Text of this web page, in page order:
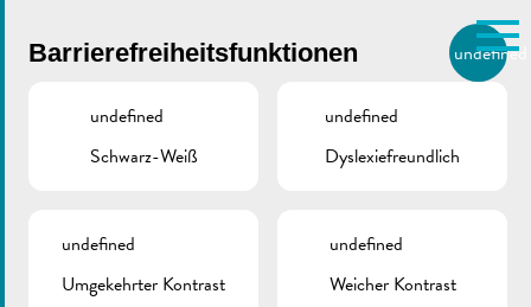
Utilisez la recherche pour
Comme par exemple des contacts, des
Barrierefreiheitsfunktionen undefined
undefined
Schwarz-Weiß
undefined
Dyslexiefreundlich
undefined
Umgekehrter Kontrast
undefined
Weicher Kontrast